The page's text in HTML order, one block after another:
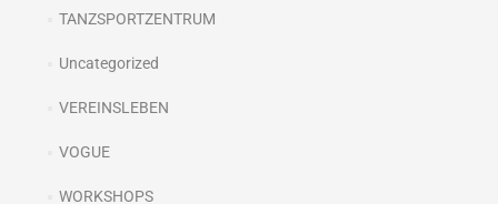
TANZSPORTZENTRUM
Uncategorized
VEREINSLEBEN
VOGUE
WORKSHOPS